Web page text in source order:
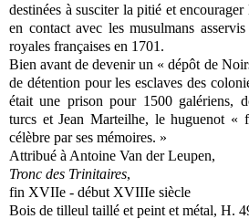
destinées à susciter la pitié et
en contact avec les musulmans
royales françaises en 1701.
Bien avant de devenir un « dépôt de
de détention pour les esclaves des
était une prison pour 1500 galériens,
turcs et Jean Marteilhe, le huguenot
célèbre par ses mémoires. »
Attribué à Antoine Van der Leupen,
Tronc des Trinitaires,
fin XVIIe - début XVIIIe siècle
Bois de tilleul taillé et peint et métal, H.